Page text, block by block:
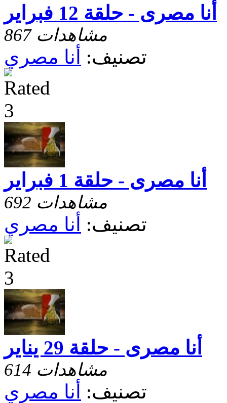
أنا مصرى - حلقة 12 فبراير
867 مشاهدات
تصنيف: أنا مصري
أنا مصرى - حلقة 1 فبراير
692 مشاهدات
تصنيف: أنا مصري
أنا مصرى - حلقة 29 يناير
614 مشاهدات
تصنيف: أنا مصري